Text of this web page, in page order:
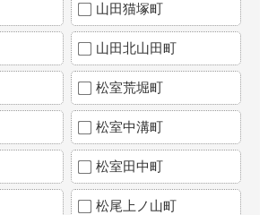
山田猫塚町
山田北山田町
松室荒堀町
松室中溝町
松室田中町
松尾上ノ山町